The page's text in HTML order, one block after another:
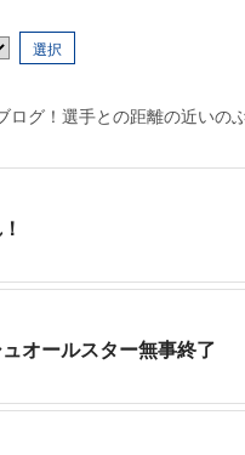
選択
グ！選手との距離の近いの
オールスター無事終了